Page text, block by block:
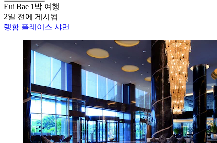
Eui Bae 1박 여행
2일 전에 게시됨
랭함 플레이스 샤먼